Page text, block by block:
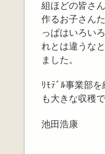
組ほどの皆さ
作るお子さん
っぱはいろい
れとは違うな
ました。
ﾘﾓﾃﾞﾙ事業部
も大きな収穫
池田浩康